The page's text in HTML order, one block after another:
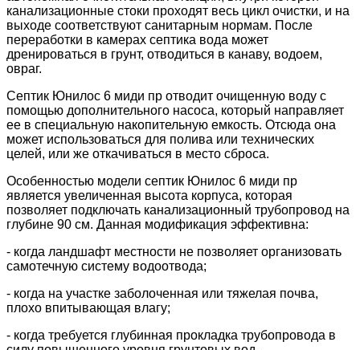
канализационные стоки проходят весь цикл очистки, и на
выходе соответствуют санитарным нормам. После
переработки в камерах септика вода может
дренироваться в грунт, отводиться в канаву, водоем,
овраг.
Септик Юнилос 6 миди пр отводит очищенную воду с
помощью дополнительного насоса, который направляет
ее в специальную накопительную емкость. Отсюда она
может использоваться для полива или технических
целей, или же откачиваться в место сброса.
Особенностью модели септик Юнилос 6 миди пр
является увеличенная высота корпуса, которая
позволяет подключать канализационный трубопровод на
глубине 90 см. Данная модификация эффективна:
- когда ландшафт местности не позволяет организовать
самотечную систему водоотвода;
- когда на участке заболоченная или тяжелая почва,
плохо впитывающая влагу;
- когда требуется глубинная прокладка трубопровода в